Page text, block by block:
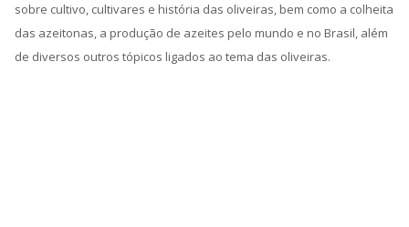
sobre cultivo, cultivares e história das oliveiras, bem como a colheita
das azeitonas, a produção de azeites pelo mundo e no Brasil, além
de diversos outros tópicos ligados ao tema das oliveiras.